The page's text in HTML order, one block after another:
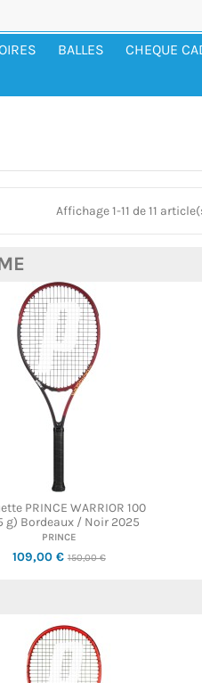
BALLES CHEQUE
Affichage 1-11 de 11
PRINCE WARRIOR 100
g) Bordeaux / Noir 2025
PRINCE
109,00 €150,00 €